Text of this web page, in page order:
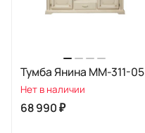
Тумба Янина ММ-311-05
Нет в наличии
68 990 ₽